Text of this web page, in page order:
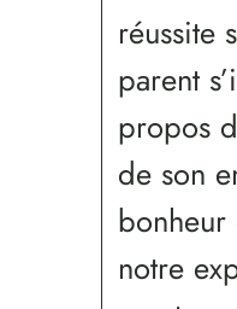
réussite
parent
propos
de son
bonheur
notre